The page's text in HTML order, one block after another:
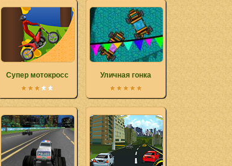
Супер мотокросс Уличная гонка